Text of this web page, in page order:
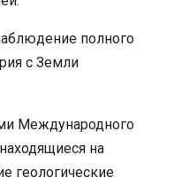
полного
с Земли
Международного
на
геологические